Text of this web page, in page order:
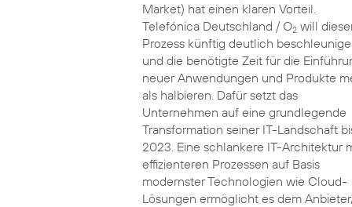
Market) hat einen klaren Vorteil.
Telefónica Deutschland / O2will
Prozess künftig deutlich
und die benötigte Zeit für die
neuer Anwendungen und Produkte
als halbieren. Dafür setzt das
Unternehmen auf eine grundlegende
Transformation seiner IT-Landschaft
2023. Eine schlankere IT-Architektur
effizienteren Prozessen auf Basis
modernster Technologien wie Cloud-
Lösungen ermöglicht es dem Anbieter,